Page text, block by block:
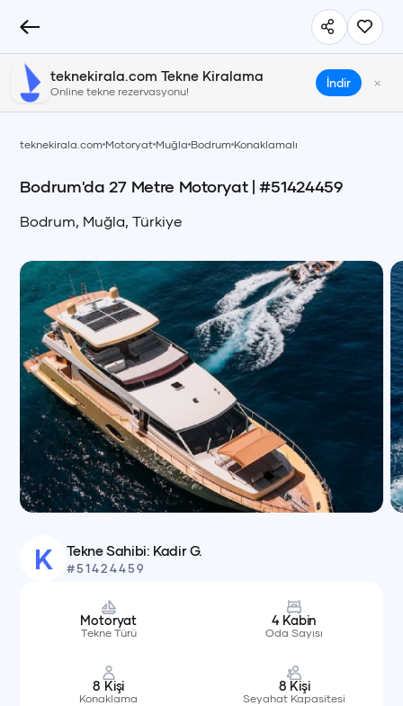
teknekirala.com Tekne Kiralama
Online tekne rezervasyonu!
İndir ×
teknekirala.com Motoryat Muğla Bodrum Konaklamalı
Bodrum'da 27 Metre Motoryat| #51424459
Bodrum, Muğla,Türkiye
K Tekne Sahibi: Kadir G.
#51424459
Motoryat
Tekne Türü
4 Kabin
Oda Sayısı
8 Kişi
Konaklama
8 Kişi
Seyahat Kapasitesi